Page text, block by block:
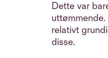
Dette var
relativt
disse.